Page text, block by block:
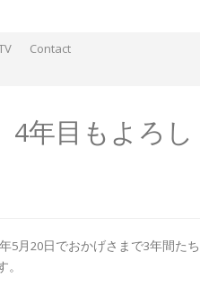
Contact
年目もよろ
5月20日でおかげさまで3年間た